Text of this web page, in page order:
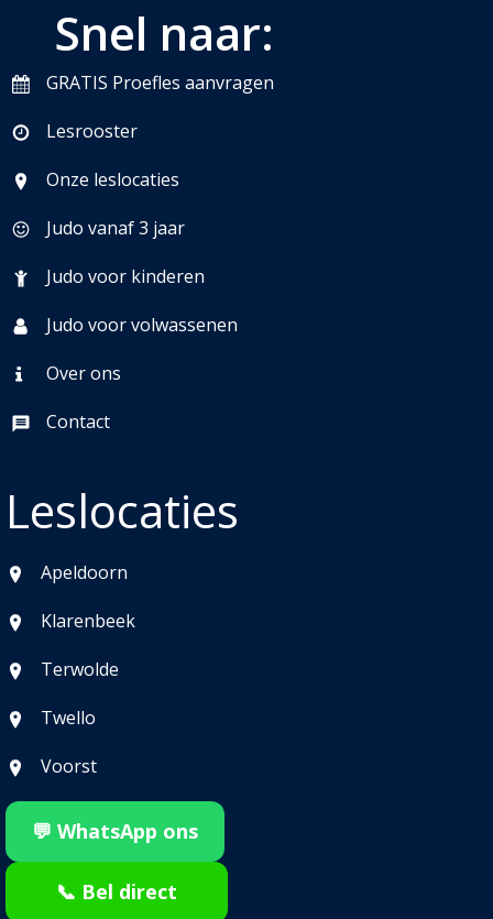
Snel naar:
GRATIS Proefles aanvragen
Lesrooster
Onze leslocaties
Judo vanaf 3 jaar
Judo voor kinderen
Judo voor volwassenen
Over ons
Contact
Leslocaties
Apeldoorn
Klarenbeek
Terwolde
Twello
Voorst
💬 WhatsApp ons
📞 Bel direct